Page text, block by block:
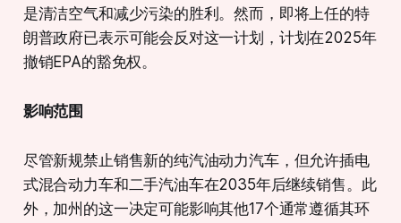
是清洁空气和减少污染的胜利。然而，即将上任的特
朗普政府已表示可能会反对这一计划，计划在2025年
撤销EPA的豁免权。
影响范围
尽管新规禁止销售新的纯汽油动力汽车，但允许插电
式混合动力车和二手汽油车在2035年后继续销售。此
外，加州的这一决定可能影响其他17个通常遵循其环